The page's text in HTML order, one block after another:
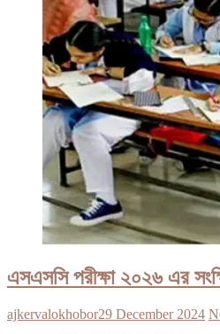
এসএসসি পরীক্ষা ২০২৬ এর
ajkervalokhobor29 December 2024